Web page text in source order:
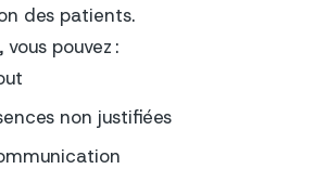
des patients.
pouvez :
non justifiées